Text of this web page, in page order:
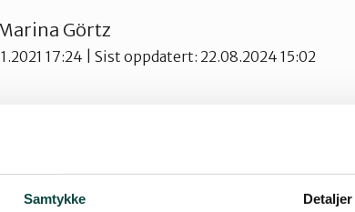
Samtykke Detaljer
Görtz
17:24 | Sist oppdatert: 22.08.2024 15:02
til en hyggelig tur til
overnatting på Skardhaugen for de som